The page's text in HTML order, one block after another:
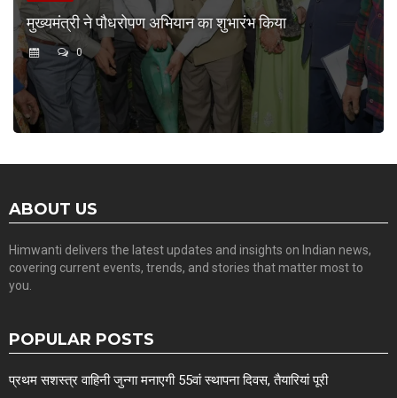
मुख्यमंत्री ने पौधरोपण अभियान का शुभारंभ किया
0
ABOUT US
Himwanti delivers the latest updates and insights on Indian news,
covering current events, trends, and stories that matter most to
you.
POPULAR POSTS
प्रथम सशस्त्र वाहिनी जुन्गा मनाएगी 55वां स्थापना दिवस, तैयारियां पूरी